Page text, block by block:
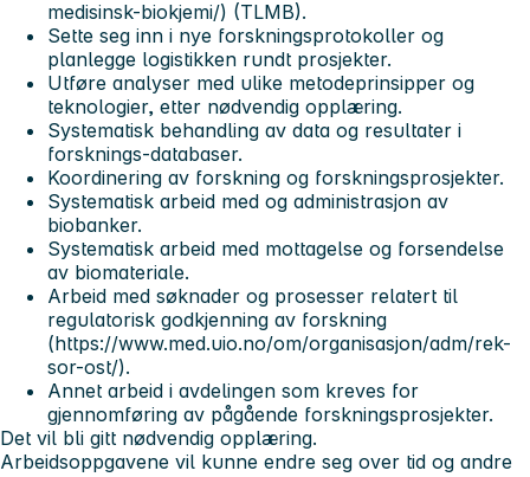
medisinsk-biokjemi/) (TLMB).
Sette seg inn i nye forskningsprotokoller og
planlegge logistikken rundt prosjekter.
Utføre analyser med ulike metodeprinsipper og
teknologier, etter nødvendig opplæring.
Systematisk behandling av data og resultater i
forsknings-databaser.
Koordinering av forskning og forskningsprosjekter.
Systematisk arbeid med og administrasjon av
biobanker.
Systematisk arbeid med mottagelse og forsendelse
av biomateriale.
Arbeid med søknader og prosesser relatert til
regulatorisk godkjenning av forskning
(https://www.med.uio.no/om/organisasjon/adm/rek-
sor-ost/).
Annet arbeid i avdelingen som kreves for
gjennomføring av pågående forskningsprosjekter.
Det vil bli gitt nødvendig opplæring.
Arbeidsoppgavene vil kunne endre seg over tid og andre